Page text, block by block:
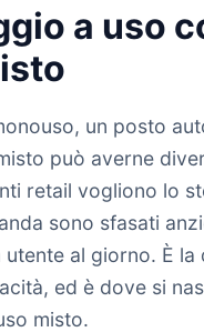
a uso
un posto
può averne
retail vogliono lo
sono sfasati
utente al giorno. È
ed è dove si
misto.